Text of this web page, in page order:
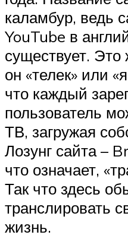
каламбур, ведь
YouTube в
существует. Это
он «телек» или
что каждый
пользователь
ТВ, загружая
Лозунг сайта –
что означает,
Так что здесь
транслировать
жизнь.